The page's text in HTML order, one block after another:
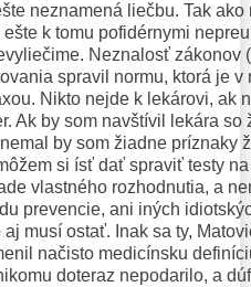
neznamená liečbu. Tak ako
k tomu pofidérnymi
Neznalosť zákonov
spravil normu, ktorá je v
Nikto nejde k lekárovi, ak
Ak by som navštívil lekára
by som žiadne príznaky
si ísť dať spraviť testy
vlastného rozhodnutia, a
prevencie, ani iných
musí ostať. Inak sa ty,
načisto medicínsku
doteraz nepodarilo, a